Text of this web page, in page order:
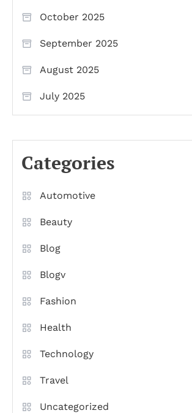
October 2025
September 2025
August 2025
July 2025
Categories
Automotive
Beauty
Blog
Blogv
Fashion
Health
Technology
Travel
Uncategorized